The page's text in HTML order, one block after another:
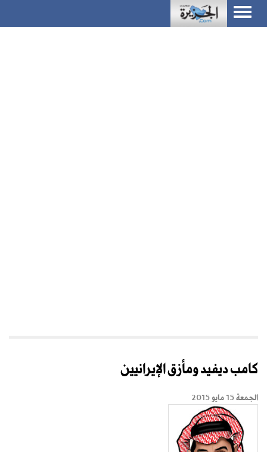
Toggle
navigation
كامب ديفيد ومأزق الإيرانيين
الجمعة 15 مايو 2015